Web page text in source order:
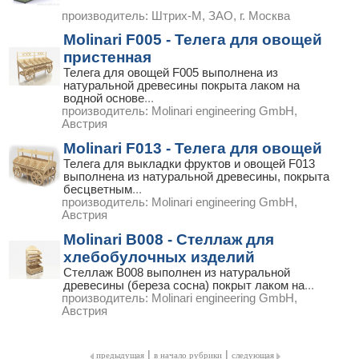
производитель: Штрих-М, ЗАО, г. Москва
Molinari F005 - Телега для овощей
пристенная
Телега для овощей F005 выполнена из
натуральной древесины покрыта лаком на
водной основе...
производитель: Molinari engineering GmbH,
Австрия
Molinari F013 - Телега для овощей
Телега для выкладки фруктов и овощей F013
выполнена из натуральной древесины, покрыта
бесцветным...
производитель: Molinari engineering GmbH,
Австрия
Molinari B008 - Стеллаж для
хлебобулочных изделий
Стеллаж B008 выполнен из натуральной
древесины (береза сосна) покрыт лаком на...
производитель: Molinari engineering GmbH,
Австрия
предыдущая | в начало рубрики | следующая